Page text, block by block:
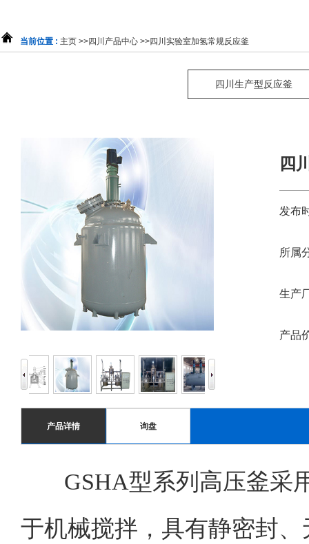
当前位置 : 主页 >>四川产品中心 >>四川实验室加氢常规反应釜
四川生产型反应釜
四
发布
所属
生产
产品
产品详情 询盘
GSHA型系列高压釜采
于机械搅拌，具有静密封